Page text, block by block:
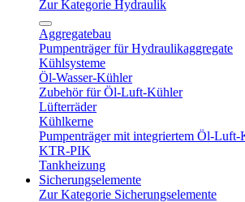
Zur Kategorie Hydraulik
Aggregatebau
Pumpenträger für Hydraulikaggregate
Kühlsysteme
Öl-Wasser-Kühler
Zubehör für Öl-Luft-Kühler
Lüfterräder
Kühlkerne
Pumpenträger mit integriertem Öl-Luft-
KTR-PIK
Tankheizung
Sicherungselemente
Zur Kategorie Sicherungselemente